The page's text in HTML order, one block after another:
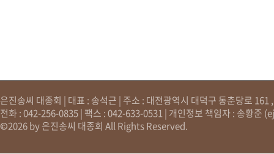
은진송씨 대종회 | 대표 : 송석근 | 주소 : 대전광역시 대덕구 동춘당로
전화 : 042-256-0835 | 팩스 : 042-633-0531 | 개인정보 책임자 : 송황준 (
©2026 by 은진송씨 대종회 All Rights Reserved.